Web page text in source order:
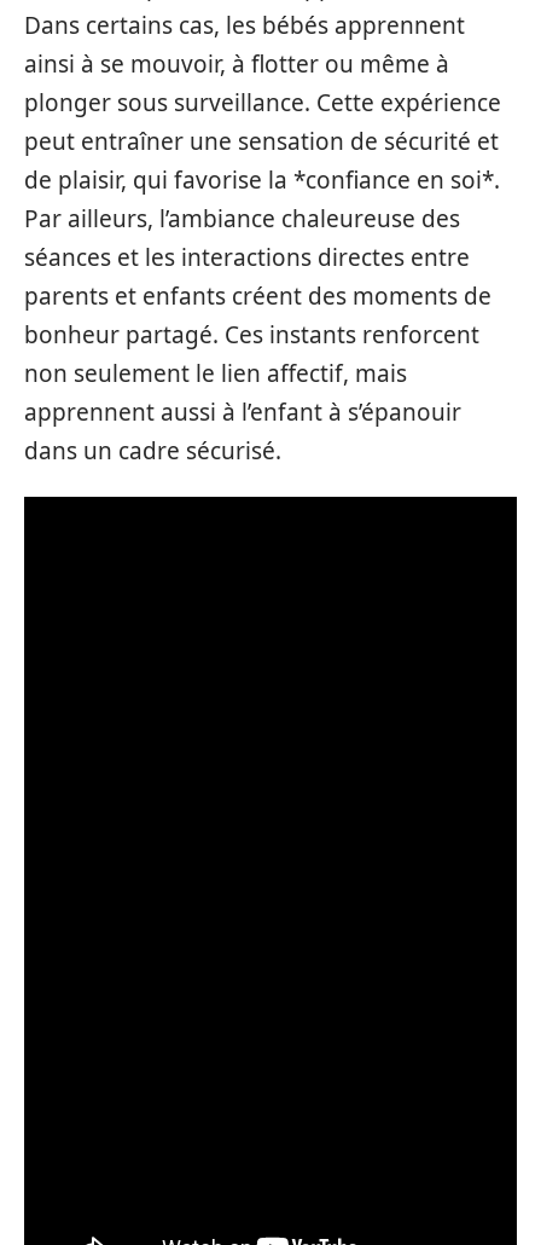
Dans certains cas, les bébés apprennent
ainsi à se mouvoir, à flotter ou même à
plonger sous surveillance. Cette expérience
peut entraîner une sensation de sécurité et
de plaisir, qui favorise la *confiance en soi*.
Par ailleurs, l’ambiance chaleureuse des
séances et les interactions directes entre
parents et enfants créent des moments de
bonheur partagé. Ces instants renforcent
non seulement le lien affectif, mais
apprennent aussi à l’enfant à s’épanouir
dans un cadre sécurisé.